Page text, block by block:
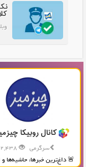
کانال روبیکا
سرگرمی
🚨 داغ‌ترین خبرها، حاشیه‌ها و